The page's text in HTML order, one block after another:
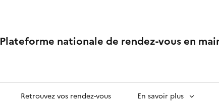
Plateforme nationale de rendez-vous en
Retrouvez vos rendez-vous En savoir plus